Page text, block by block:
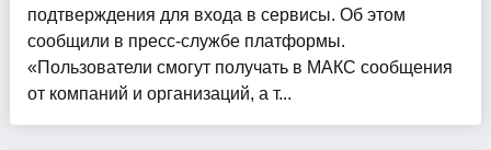
подтверждения для входа в сервисы. Об этом
сообщили в пресс-службе платформы.
«Пользователи смогут получать в МАКС сообщения
от компаний и организаций, а т...